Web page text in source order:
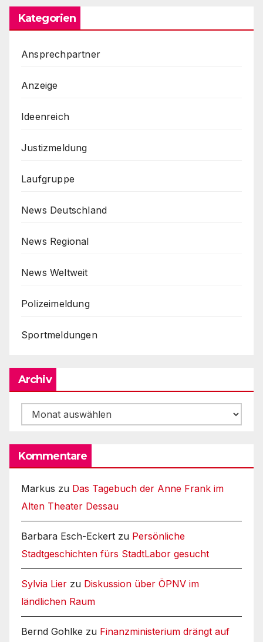
Kategorien
Ansprechpartner
Anzeige
Ideenreich
Justizmeldung
Laufgruppe
News Deutschland
News Regional
News Weltweit
Polizeimeldung
Sportmeldungen
Archiv
Archiv
Kommentare
Markus zu Das Tagebuch der Anne Frank im
Alten Theater Dessau
Barbara Esch-Eckert zu Persönliche
Stadtgeschichten fürs StadtLabor gesucht
Sylvia Lier zu Diskussion über ÖPNV im
ländlichen Raum
Bernd Gohlke zu Finanzministerium drängt auf